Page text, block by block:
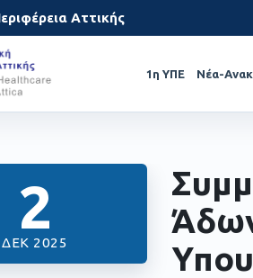
Αττικής
1η ΥΠΕ Νέα-
2
ΔΕΚ 2025